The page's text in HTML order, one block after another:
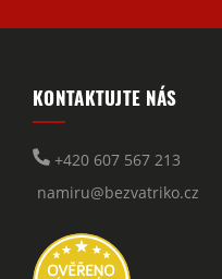
KONTAKTUJTE NÁS
+420 607 567 213
namiru@bezvatriko.cz